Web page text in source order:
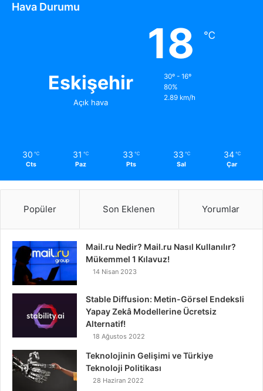
Hava Durumu
Eskişehir
Açık hava
18 ℃
30º - 16º
80%
2.89 km/h
30 ℃
Cts
31 ℃
Paz
33 ℃
Pts
33 ℃
Sal
34 ℃
Çar
Popüler Son Eklenen Yorumlar
Mail.ru Nedir? Mail.ru Nasıl Kullanılır?
Mükemmel 1 Kılavuz!
14 Nisan 2023
Stable Diffusion: Metin-Görsel Endeksli
Yapay Zekâ Modellerine Ücretsiz
Alternatif!
18 Ağustos 2022
Teknolojinin Gelişimi ve Türkiye
Teknoloji Politikası
28 Haziran 2022